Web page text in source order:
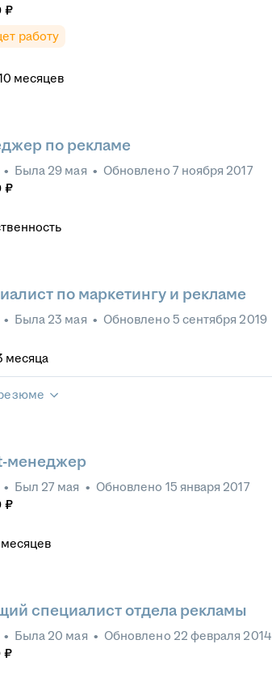
₽
работу
месяцев
по рекламе
• Была 29 мая • Обновлено 7 ноября 2017
₽
по маркетингу и рекламе
• Была 23 мая • Обновлено 5 сентября 2019
месяца
менеджер
• Был 27 мая • Обновлено 15 января 2017
₽
месяцев
специалист отдела рекламы
• Была 20 мая • Обновлено 22 февраля 2014
₽